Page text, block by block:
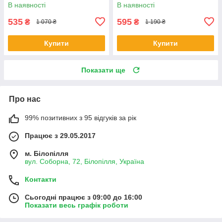
В наявності
535 ₴ 1 070 ₴
Купити
В наявності
595 ₴ 1 190 ₴
Купити
Показати ще
Про нас
99% позитивних з 95 відгуків за рік
Працює з 29.05.2017
м. Білопілля
вул. Соборна, 72, Білопілля, Україна
Контакти
Сьогодні працює з 09:00 до 16:00
Показати весь графік роботи